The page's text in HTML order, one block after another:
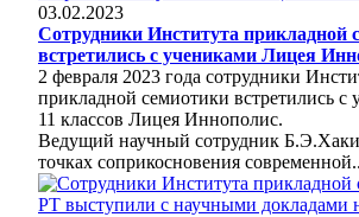
03.02.2023
Сотрудники Института прикладной
встретились с учениками Лицея
2 февраля 2023 года сотрудники
прикладной семиотики встретились с
11 классов Лицея Иннополис.
Ведущий научный сотрудник
точках соприкосновения